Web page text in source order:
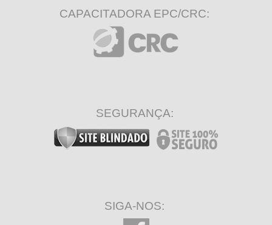
CAPACITADORA EPC/CRC:
SEGURANÇA:
SIGA-NOS: